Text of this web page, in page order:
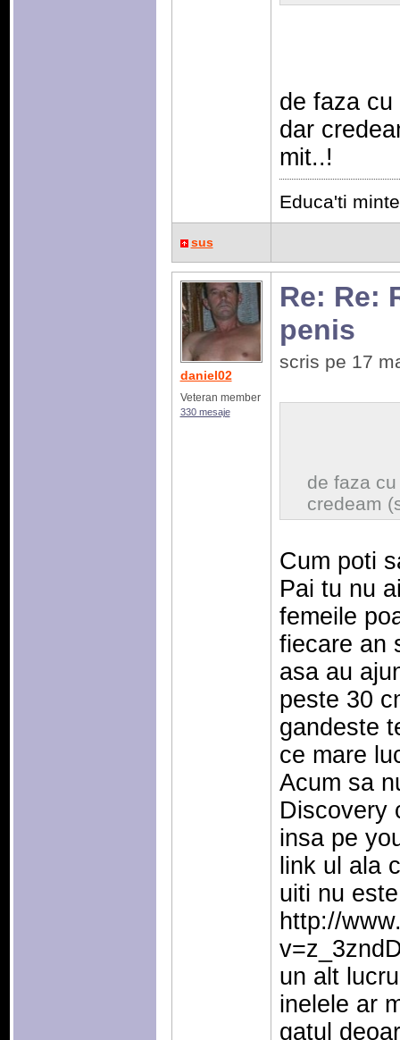
de faza
dar
mit..!
Educa'ti
sus
daniel02
Veteran member
330 mesaje
Re: Re:
penis
scris pe 17
de faza
credeam
Cum poti
Pai tu nu
femeile
fiecare an
asa au
peste 30
gandeste
ce mare
Acum sa
Discovery
insa pe
link ul ala
uiti nu
http://
un alt
inelele ar
gatul